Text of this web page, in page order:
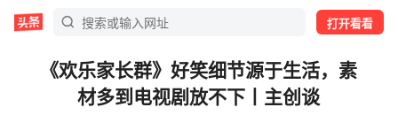
打开看看
《欢乐家长群》好笑细节源于生活，素
材多到电视剧放不下丨主创谈